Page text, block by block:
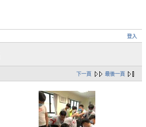
登入
下一頁 最後一頁